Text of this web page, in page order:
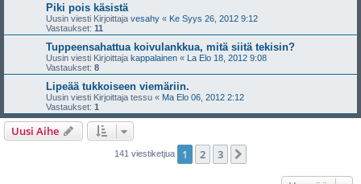
Piki pois käsistä
Uusin viesti Kirjoittaja vesahy « Ke Syys 26, 2012 9:12
Vastaukset: 11
Tuppeensahattua koivulankkua, mitä siitä tekisin?
Uusin viesti Kirjoittaja kappalainen « La Elo 18, 2012 9:08
Vastaukset: 8
Lipeää tukkoiseen viemäriin.
Uusin viesti Kirjoittaja tessu « Ma Elo 06, 2012 2:12
Vastaukset: 1
Uusi Aihe
141 viestiketjua 1 2 3